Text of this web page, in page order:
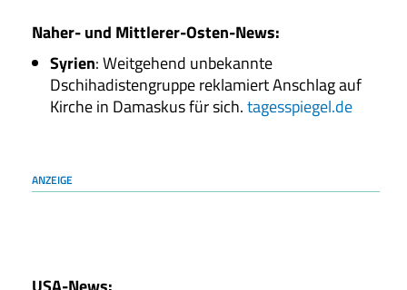
Naher- und Mittlerer-Osten-News:
Syrien: Weitgehend unbekannte
Dschihadistengruppe reklamiert Anschlag auf
Kirche in Damaskus für sich.tagesspiegel.de
ANZEIGE